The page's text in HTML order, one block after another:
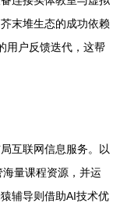
末堆生态的成功依赖
用户反馈迭代，这帮
互联网信息服务。以
量课程资源，并运
辅导则借助AI技术优